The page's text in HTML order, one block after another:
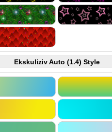
Ekskuliziv Auto (1.4) Style